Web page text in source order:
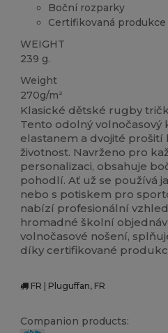
Boční rozparky
Certifikovaná produkce
WEIGHT
239 g.
Weight
270g/m²
Klasické dětské rugby
Tento odolný volnočasový
elastanem a dvojité
životnost. Navrženo pro
personalizaci, obsahuje
pohodlí. Ať už se používá
nebo s potiskem pro
nabízí profesionální
hromadné školní
volnočasové nošení,
díky certifikované
FR | Pluguffan, FR
Companion products: